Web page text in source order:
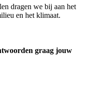
dragen we bij aan het
en het klimaat.
graag jouw